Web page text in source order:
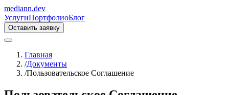
mediann.dev
УслугиПортфолиоБлог
Оставить заявку
Главная
/Документы
/Пользовательское Соглашение